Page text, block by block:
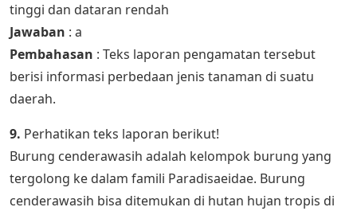
tinggi dan dataran rendah
Jawaban : a
Pembahasan : Teks laporan pengamatan tersebut
berisi informasi perbedaan jenis tanaman di suatu
daerah.
9. Perhatikan teks laporan berikut!
Burung cenderawasih adalah kelompok burung yang
tergolong ke dalam famili Paradisaeidae. Burung
cenderawasih bisa ditemukan di hutan hujan tropis di